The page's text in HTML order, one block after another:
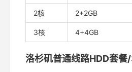
2核 2+2GB
3核 4+4GB
洛杉矶普通线路HDD套